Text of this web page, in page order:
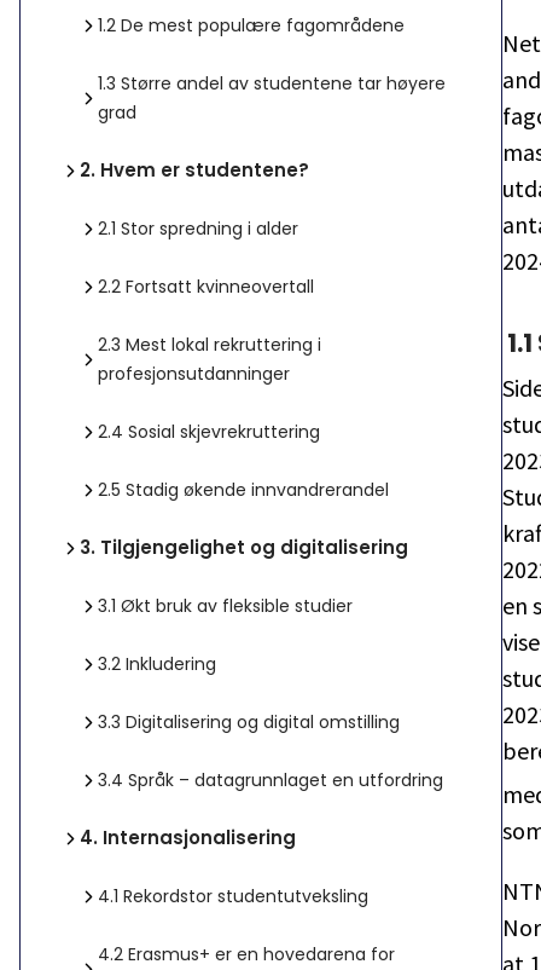
1.2 De mest populære fagområdene
1.3 Større andel av studentene tar høyere
grad
2. Hvem er studentene?
2.1 Stor spredning i alder
2.2 Fortsatt kvinneovertall
2.3 Mest lokal rekruttering i
profesjonsutdanninger
2.4 Sosial skjevrekruttering
2.5 Stadig økende innvandrerandel
3. Tilgjengelighet og digitalisering
3.1 Økt bruk av fleksible studier
3.2 Inkludering
3.3 Digitalisering og digital omstilling
3.4 Språk – datagrunnlaget en utfordring
4. Internasjonalisering
4.1 Rekordstor studentutveksling
4.2 Erasmus+ er en hovedarena for
1.1
en
at